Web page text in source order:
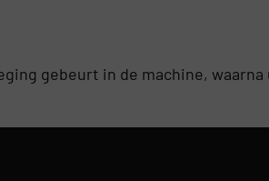
gebeurt in de machine,